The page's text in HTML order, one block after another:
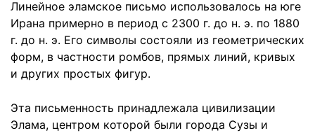
Линейное эламское письмо использовалось на юге
Ирана примерно в период с 2300 г. до н. э. по 1880
г. до н. э. Его символы состояли из геометрических
форм, в частности ромбов, прямых линий, кривых
и других простых фигур.
Эта письменность принадлежала цивилизации
Элама, центром которой были города Сузы и